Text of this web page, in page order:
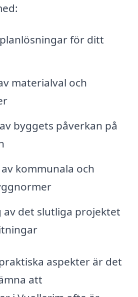
för ditt
materialval och
byggets påverkan på
kommunala och
av det slutliga projektet
aspekter är det
att